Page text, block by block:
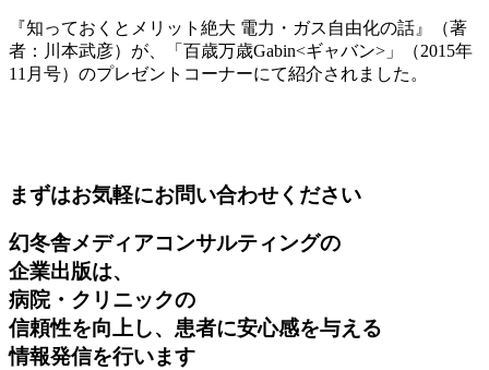
『知っておくとメリット絶大 電力・ガス自由化の話』（著
者：川本武彦）が、「百歳万歳Gabin<ギャバン>」（2015年
11月号）のプレゼントコーナーにて紹介されました。
まずはお気軽にお問い合わせください
幻冬舎メディアコンサルティングの
企業出版は、
病院・クリニックの
信頼性を向上し、患者に安心感を与える
情報発信を行います